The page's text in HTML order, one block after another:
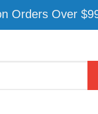
Orders Over